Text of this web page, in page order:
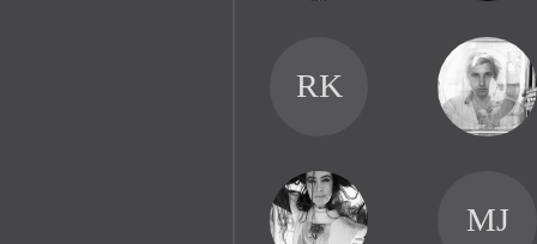
RK
MJ